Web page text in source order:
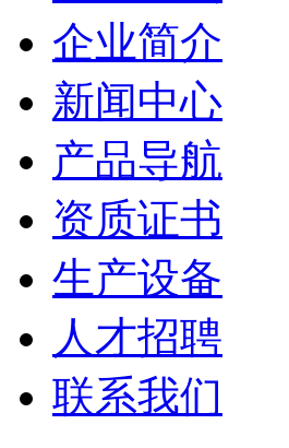
企业简介
新闻中心
产品导航
资质证书
生产设备
人才招聘
联系我们